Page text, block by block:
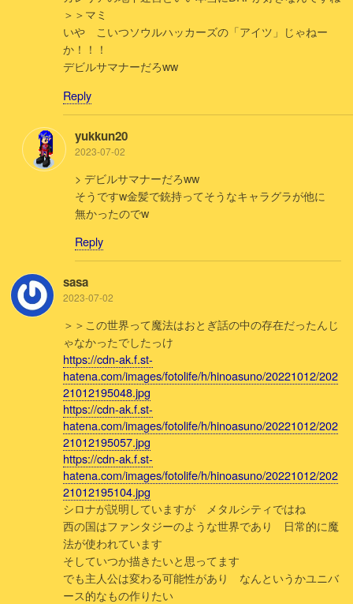
＞＞マミ
いや こいつソウルハッカーズの「アイツ」じゃねー
か！！！
デビルサマナーだろww
Reply
yukkun20
2023-07-02
> デビルサマナーだろww
そうですw金髪で銃持ってそうなキャラグラが他に
無かったのでw
Reply
sasa
2023-07-02
＞＞この世界って魔法はおとぎ話の中の存在だったんじ
ゃなかったでしたっけ
https://cdn-ak.f.st-
hatena.com/images/fotolife/h/hinoasuno/20221012/202
21012195048.jpg
https://cdn-ak.f.st-
hatena.com/images/fotolife/h/hinoasuno/20221012/202
21012195057.jpg
https://cdn-ak.f.st-
hatena.com/images/fotolife/h/hinoasuno/20221012/202
21012195104.jpg
シロナが説明していますが メタルシティではね
西の国はファンタジーのような世界であり 日常的に魔
法が使われています
そしていつか描きたいと思ってます
でも主人公は変わる可能性があり なんというかユニバ
ース的なもの作りたい